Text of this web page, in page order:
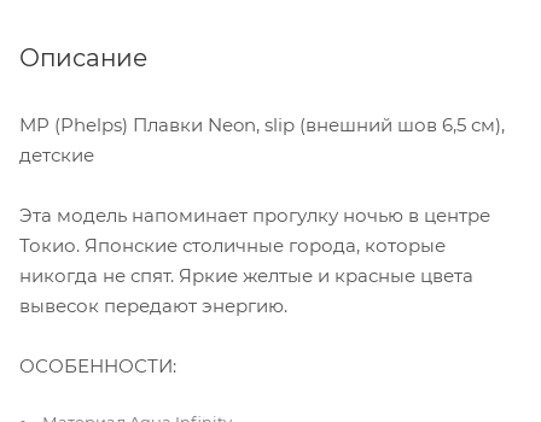
Описание
MP (Phelps) Плавки Neon, slip (внешний шов 6,5 см),
детские
Эта модель напоминает прогулку ночью в центре
Токио. Японские столичные города, которые
никогда не спят. Яркие желтые и красные цвета
вывесок передают энергию.
ОСОБЕННОСТИ: